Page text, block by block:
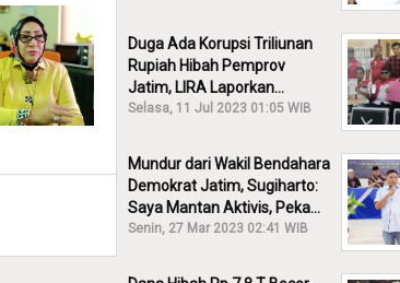
Duga Ada Korupsi Triliunan
Rupiah Hibah Pemprov
Jatim, LIRA Laporkan
Khofifah ke KPK: Dia Harus
Selasa, 11 Jul 2023 01:05 WIB
Mundur dari Wakil Bendahara
Demokrat Jatim, Sugiharto:
Saya Mantan Aktivis, Peka
Sekali Kalau Ada yang
Senin, 27 Mar 2023 02:41 WIB